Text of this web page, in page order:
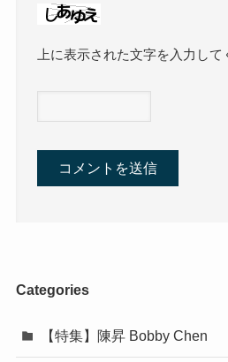
上に表示された文字を入力して
Categories
【特集】陳昇 Bobby Chen